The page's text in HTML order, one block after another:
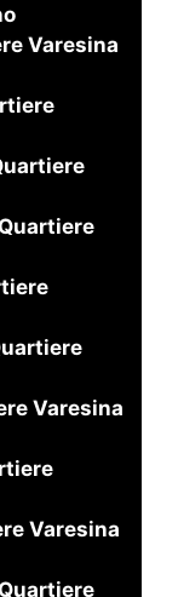
Varesina
Varesina
Varesina